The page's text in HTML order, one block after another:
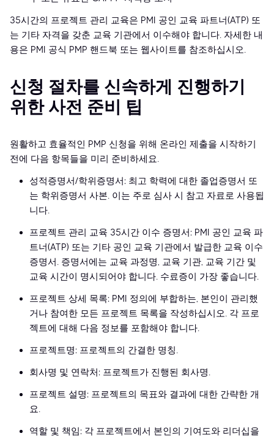
35시간의 프로젝트 관리 교육은 PMI 공인 교육 파트너(ATP) 또
는 기타 자격을 갖춘 교육 기관에서 이수해야 합니다. 자세한 내
용은 PMI 공식 PMP 핸드북 또는 웹사이트를 참조하십시오.
신청 절차를 신속하게 진행하기
위한 사전 준비 팁
원활하고 효율적인 PMP 신청을 위해 온라인 제출을 시작하기
전에 다음 항목들을 미리 준비하세요.
성적증명서/학위증명서: 최고 학력에 대한 졸업증명서 또
는 학위증명서 사본. 이는 주로 심사 시 참고 자료로 사용됩
니다.
프로젝트 관리 교육 35시간 이수 증명서: PMI 공인 교육 파
트너(ATP) 또는 기타 공인 교육 기관에서 발급한 교육 이수
증명서. 증명서에는 교육 과정명, 교육 기관, 교육 기간 및
교육 시간이 명시되어야 합니다. 수료증이 가장 좋습니다.
프로젝트 상세 목록: PMI 정의에 부합하는, 본인이 관리했
거나 참여한 모든 프로젝트 목록을 작성하십시오. 각 프로
젝트에 대해 다음 정보를 포함해야 합니다.
프로젝트명: 프로젝트의 간결한 명칭.
회사명 및 연락처: 프로젝트가 진행된 회사명.
프로젝트 설명: 프로젝트의 목표와 결과에 대한 간략한 개
요.
역할 및 책임: 각 프로젝트에서 본인의 기여도와 리더십을